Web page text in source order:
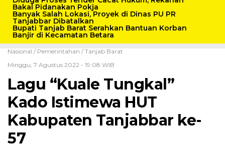
Bakal Pidanakan Pokja
Banyak Salah Lokasi, Proyek di Dinas PU PR
Tanjabbar Dibatalkan
Bupati Tanjab Barat Serahkan Bantuan Korban
Banjir di Kecamatan Betara
Home /Berita/Bisnis/Ekonomi/Energi/Finansial/Infrastruktur/
Nasional / Pemerintahan / Tanjab Barat
Minggu, 7 Agustus 2022 - 19:08 WIB
Lagu “Kuale Tungkal”
Kado Istimewa HUT
Kabupaten Tanjabbar ke-
57